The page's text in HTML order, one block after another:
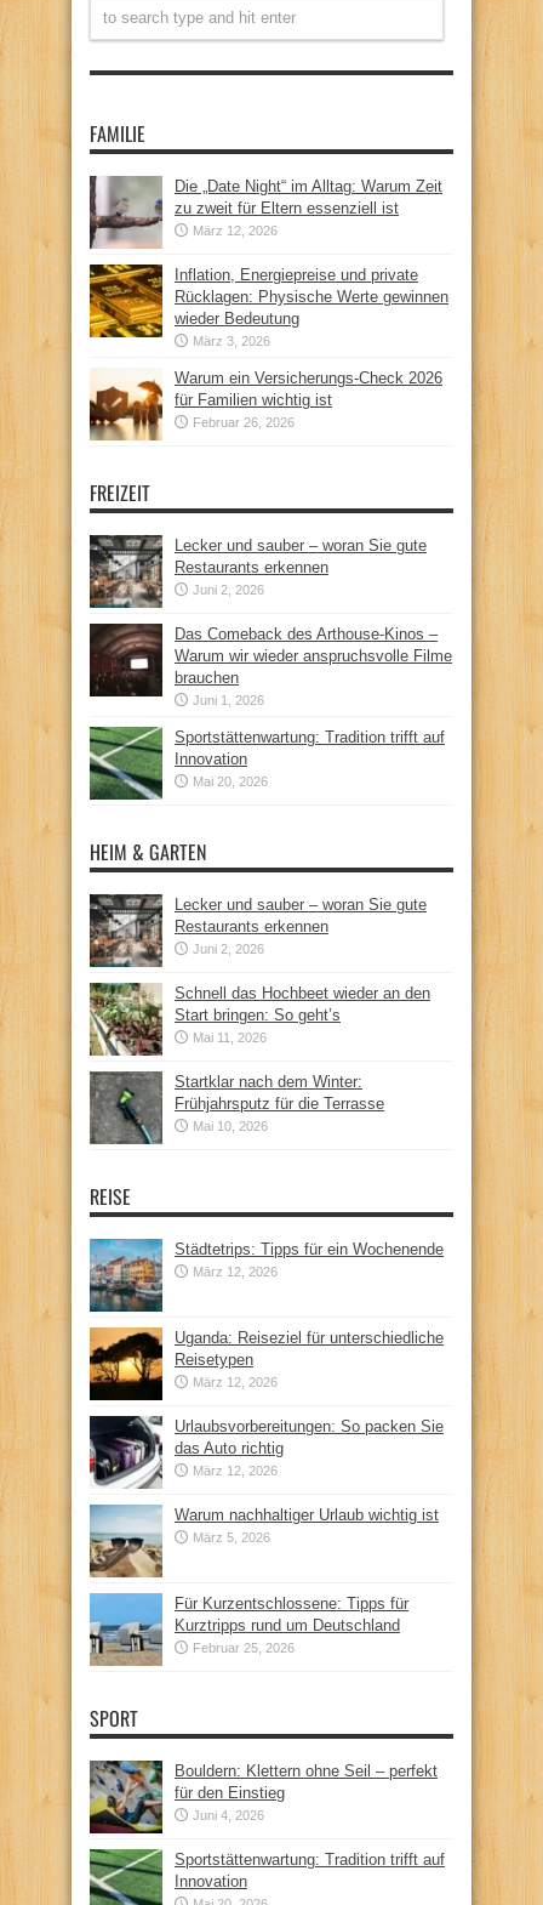
FAMILIE
Die „Date Night“ im Alltag: Warum Zeit
zu zweit für Eltern essenziell ist
März 12, 2026
Inflation, Energiepreise und private
Rücklagen: Physische Werte gewinnen
wieder Bedeutung
März 3, 2026
Warum ein Versicherungs-Check 2026
für Familien wichtig ist
Februar 26, 2026
FREIZEIT
Lecker und sauber – woran Sie gute
Restaurants erkennen
Juni 2, 2026
Das Comeback des Arthouse-Kinos –
Warum wir wieder anspruchsvolle Filme
brauchen
Juni 1, 2026
Sportstättenwartung: Tradition trifft auf
Innovation
Mai 20, 2026
HEIM & GARTEN
Lecker und sauber – woran Sie gute
Restaurants erkennen
Juni 2, 2026
Schnell das Hochbeet wieder an den
Start bringen: So geht’s
Mai 11, 2026
Startklar nach dem Winter:
Frühjahrsputz für die Terrasse
Mai 10, 2026
REISE
Städtetrips: Tipps für ein Wochenende
März 12, 2026
Uganda: Reiseziel für unterschiedliche
Reisetypen
März 12, 2026
Urlaubsvorbereitungen: So packen Sie
das Auto richtig
März 12, 2026
Warum nachhaltiger Urlaub wichtig ist
März 5, 2026
Für Kurzentschlossene: Tipps für
Kurztripps rund um Deutschland
Februar 25, 2026
SPORT
Bouldern: Klettern ohne Seil – perfekt
für den Einstieg
Juni 4, 2026
Sportstättenwartung: Tradition trifft auf
Innovation